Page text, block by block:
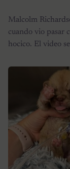
Malcolm
cuando vio pasar
hocico. El video